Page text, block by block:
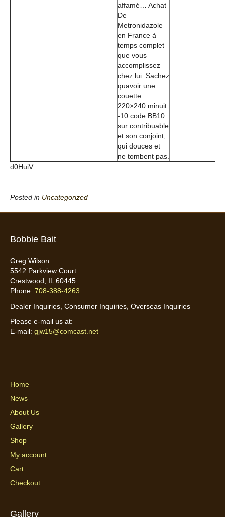
affamé… Achat
De
Metronidazole
en France à
temps complet
que vous
accomplissez
chez lui. Sachez
quavoir une
couette
220×240 minuit
-10 code BB10
sur contribuable
et son conjoint,
qui douces et
ne tombent pas.
d0HuiV
Posted in Uncategorized
Bobbie Bait
Greg Wilson
5542 Parkview Court
Crestwood, IL 60445
Phone: 708-388-4263
Dealer Inquiries, Consumer Inquiries, Overseas Inquiries
Please e-mail us at:
E-mail: gjw15@comcast.net
Home
News
About Us
Gallery
Shop
My account
Cart
Checkout
Gallery